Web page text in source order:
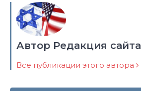
Автор Редакция сайта
Все публикации этого автора